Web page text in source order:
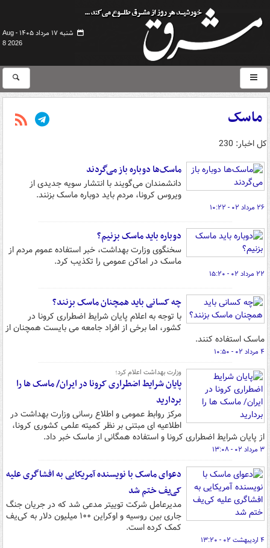
شنبه ۱۷ مرداد ۱۴۰۵ -
Aug
8 2026
ماسک
کل اخبار: 230
ماسک‌ها دوباره باز می‌گردند
دانشمندان می‌گویند با انتشار سویه جدیدی از
ویروس کرونا، مردم باید دوباره ماسک بزنند.
۲۶ مرداد ۰۲ - ۱۰:۲۲
دوباره باید ماسک بزنیم؟
سخنگوی وزارت بهداشت، خبر استفاده عموم مردم از
ماسک در اماکن عمومی را تکذیب کرد.
۲۲ مرداد ۰۲ - ۱۵:۲۰
چه کسانی باید همچنان ماسک بزنند؟
با توجه به اعلام پایان شرایط اضطراری کرونا در
کشور، اما برخی از افراد جامعه می بایست همچنان از
ماسک استفاده کنند.
۴ مرداد ۰۲ - ۱۰:۵۰
وزارت بهداشت اعلام کرد؛
پایان شرایط اضطراری کرونا در ایران/ ماسک ها را
بردارید
مرکز روابط عمومی و اطلاع رسانی وزارت بهداشت در
اطلاعیه ای مبتنی بر نظر کمیته علمی کشوری کرونا،
از پایان شرایط اضطراری کرونا و استفاده همگانی از ماسک خبر داد.
۳ مرداد ۰۲ - ۱۳:۰۸
دعوای ماسک با نویسنده آمریکایی به افشاگری علیه
کی‌یف ختم شد
مدیرعامل شرکت توییتر مدعی شد که در جریان جنگ
جاری بین روسیه و اوکراین ۱۰۰ میلیون دلار به کی‌یف
کمک کرده است.
۴ اردیبهشت ۰۲ - ۱۳:۲۰